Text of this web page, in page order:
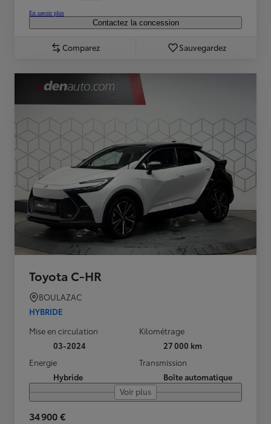
En savoir plus
Contactez la concession
Comparez Sauvegardez
Toyota C-HR
BOULAZAC
HYBRIDE
Mise en circulation
03-2024
Kilométrage
27 000 km
Energie
Hybride
Transmission
Boîte automatique
Voir plus
34 900 €